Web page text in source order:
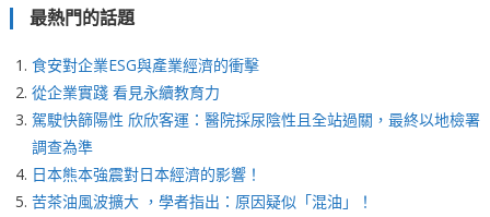
最熱門的話題
食安對企業ESG與產業經濟的衝擊
從企業實踐 看見永續教育力
駕駛快篩陽性 欣欣客運：醫院採尿陰性且全站過關，最終以地檢署
調查為準
日本熊本強震對日本經濟的影響！
苦茶油風波擴大 ，學者指出：原因疑似「混油」！